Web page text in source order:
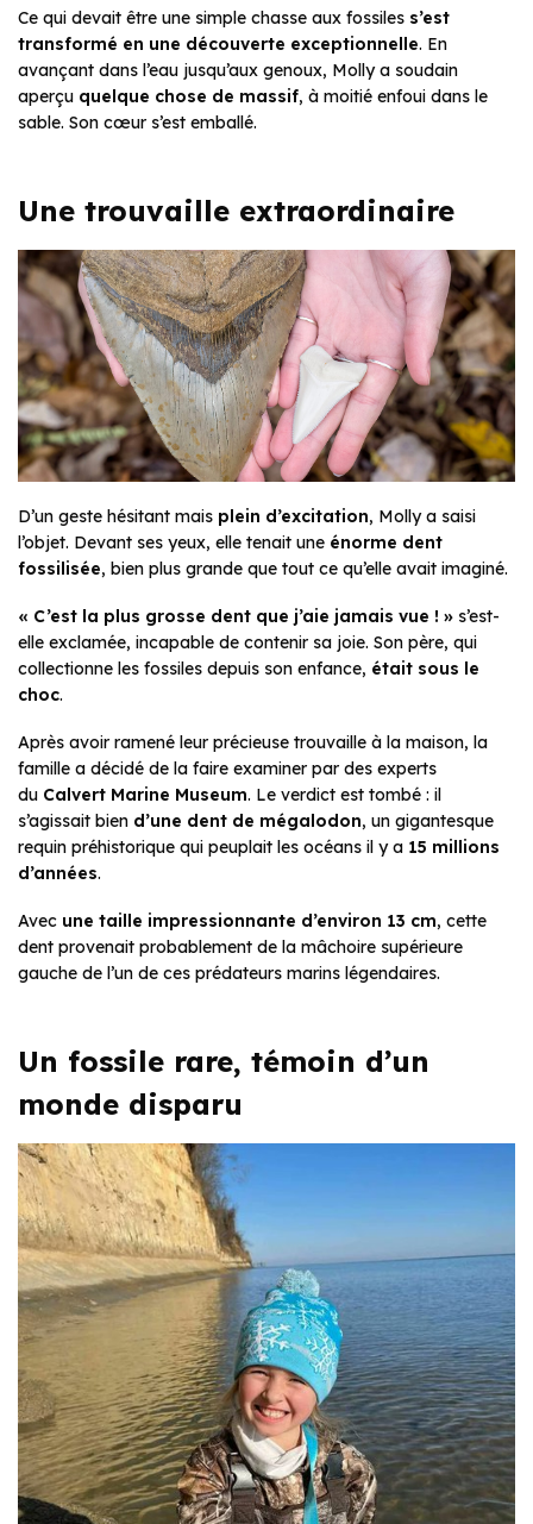
Ce qui devait être une simple chasse aux fossiles s’est
transformé en une découverte exceptionnelle. En
avançant dans l’eau jusqu’aux genoux, Molly a soudain
aperçu quelque chose de massif, à moitié enfoui dans le
sable. Son cœur s’est emballé.
Une trouvaille extraordinaire
D’un geste hésitant mais plein d’excitation, Molly a saisi
l’objet. Devant ses yeux, elle tenait une énorme dent
fossilisée, bien plus grande que tout ce qu’elle avait imaginé.
« C’est la plus grosse dent que j’aie jamais vue ! » s’est-
elle exclamée, incapable de contenir sa joie. Son père, qui
collectionne les fossiles depuis son enfance, était sous le
choc.
Après avoir ramené leur précieuse trouvaille à la maison, la
famille a décidé de la faire examiner par des experts
du Calvert Marine Museum. Le verdict est tombé : il
s’agissait bien d’une dent de mégalodon, un gigantesque
requin préhistorique qui peuplait les océans il y a 15 millions
d’années.
Avec une taille impressionnante d’environ 13 cm, cette
dent provenait probablement de la mâchoire supérieure
gauche de l’un de ces prédateurs marins légendaires.
Un fossile rare, témoin d’un
monde disparu